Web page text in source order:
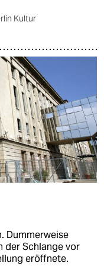
Kultur
Dummerweise
der Schlange vor
eröffnete.